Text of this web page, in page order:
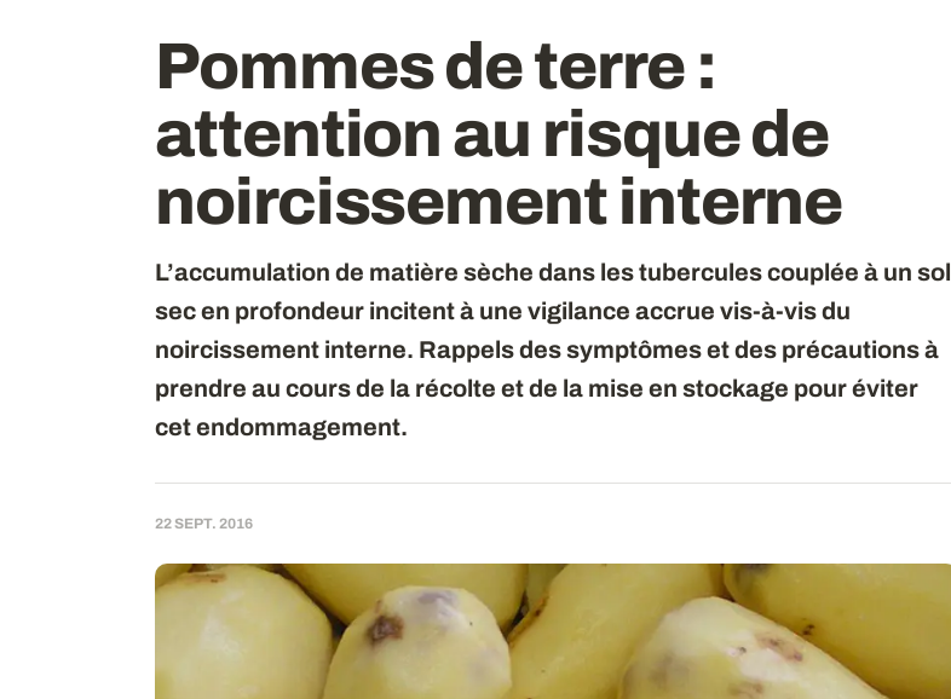
Pommes de terre :
attention au risque de
noircissement interne
L’accumulation de matière sèche dans les tubercules couplée à un sol
sec en profondeur incitent à une vigilance accrue vis-à-vis du
noircissement interne. Rappels des symptômes et des précautions à
prendre au cours de la récolte et de la mise en stockage pour éviter
cet endommagement.
22 SEPT. 2016